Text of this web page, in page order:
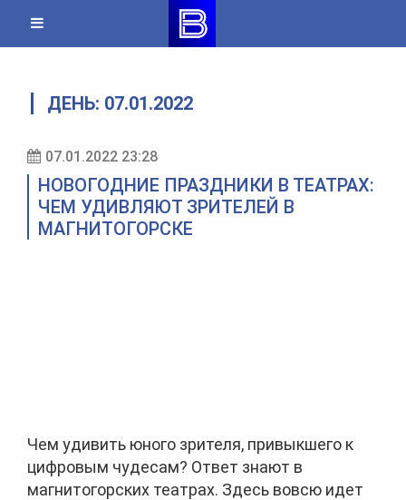
content
ДЕНЬ: 07.01.2022
07.01.2022 23:28
НОВОГОДНИЕ ПРАЗДНИКИ В ТЕАТРАХ:
ЧЕМ УДИВЛЯЮТ ЗРИТЕЛЕЙ В
МАГНИТОГОРСКЕ
Чем удивить юного зрителя, привыкшего к
цифровым чудесам? Ответ знают в
магнитогорских театрах. Здесь вовсю идет